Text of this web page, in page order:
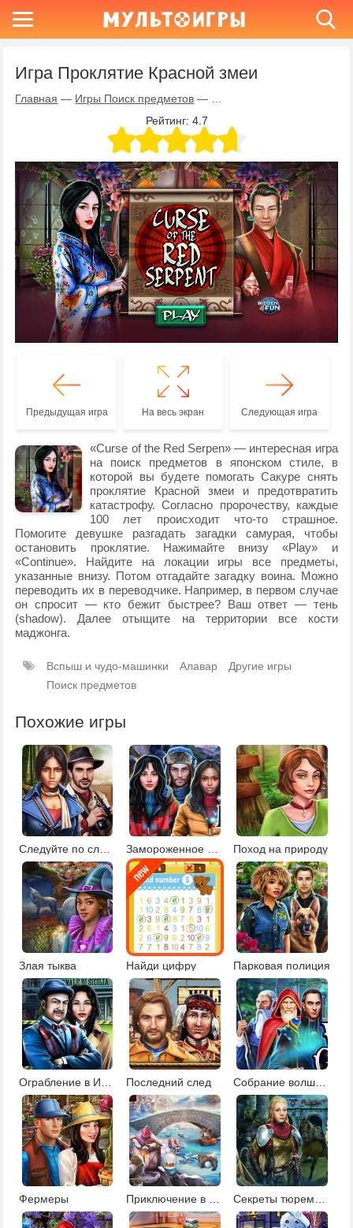
Игра Проклятие Красной змеи
Главная — Игры Поиск предметов —
Рейтинг: 4.7
Предыдущая игра На весь экран Следующая игра
«Curse of the Red Serpen» — интересная игра
на поиск предметов в японском стиле, в
которой вы будете помогать Сакуре снять
проклятие Красной змеи и предотвратить
катастрофу. Согласно пророчеству, каждые
100 лет происходит что-то страшное.
Помогите девушке разгадать загадки самурая, чтобы
остановить проклятие. Нажимайте внизу «Play» и
«Continue». Найдите на локации игры все предметы,
указанные внизу. Потом отгадайте загадку воина. Можно
переводить их в переводчике. Например, в первом случае
он спросит — кто бежит быстрее? Ваш ответ — тень
(shadow). Далее отыщите на территории все кости
маджонга.
Вспыш и чудо-машинки Алавар
Другие игры
Поиск предметов
Похожие игры
Следуйте по следам Поход на природу
Злая тыква Найди цифру Парковая полиция
Последний след Собрание волшебников
Фермеры